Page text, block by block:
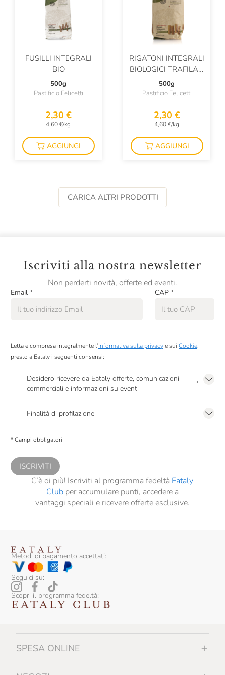
FUSILLI INTEGRALI
BIO
500g
Pastificio Felicetti
2,30 €
4,60 €/kg
AGGIUNGI
RIGATONI INTEGRALI
BIOLOGICI TRAFILATI
AL BRONZO
500g
Pastificio Felicetti
2,30 €
4,60 €/kg
AGGIUNGI
CARICA ALTRI PRODOTTI
Iscriviti alla nostra newsletter
Non perderti novità, offerte ed eventi.
Email * CAP *
Letta e compresa integralmente l’Informativa sulla privacye sui Cookie,
presto a Eataly i seguenti consensi:
Desidero ricevere da Eataly offerte, comunicazioni
commerciali e informazioni su eventi
*
Finalità di profilazione
comunicazioni commerciali personalizzate, in caso di consenso prestato ai
* Campi obbligatori
ISCRIVITI
C’è di più! Iscriviti al programma fedeltà Eataly
Clubper accumulare punti, accedere a
vantaggi speciali e ricevere offerte esclusive.
Metodi di pagamento accettati:
Seguici su:
Scopri il programma fedeltà:
SPESA ONLINE